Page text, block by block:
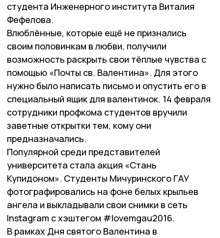
студента Инженерного института Виталия
Фефелова.
Влюблённые, которые ещё не признались
своим половинкам в любви, получили
возможность раскрыть свои тёплые чувства с
помощью «Почты св. Валентина». Для этого
нужно было написать письмо и опустить его в
специальный ящик для валентинок. 14 февраля
сотрудники профкома студентов вручили
заветные открытки тем, кому они
предназначались.
Популярной среди представителей
университета стала акция «Стань
Купидоном». Студенты Мичуринского ГАУ
фотографировались на фоне белых крыльев
ангела и выкладывали свои снимки в сеть
Instagram с хэштегом #lovemgau2016.
В рамках Дня святого Валентина в